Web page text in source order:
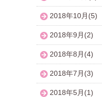
2018年10月(5)
2018年9月(2)
2018年8月(4)
2018年7月(3)
2018年5月(1)